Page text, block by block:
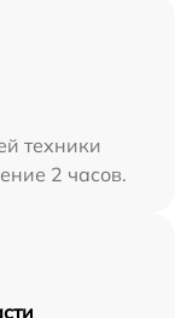
техники
2 часов.